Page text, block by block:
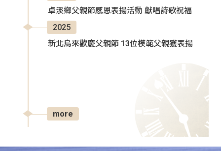
卓溪鄉父親節感恩表揚活動 獻唱詩歌祝福
2025
新北烏來歡慶父親節 13位模範父親獲表揚
more